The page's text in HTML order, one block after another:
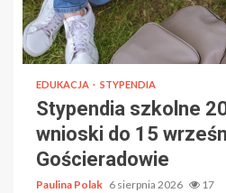
EDUKACJA STYPENDIA
Stypendia szkolne
wnioski do 15
Gościeradowie
Paulina Polak 6 sierpnia 2026 17